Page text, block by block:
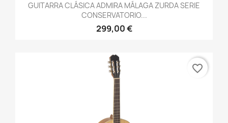
GUITARRA CLÁSICA ADMIRA MÁLAGA ZURDA SERIE
CONSERVATORIO...
299,00 €
favorite_border